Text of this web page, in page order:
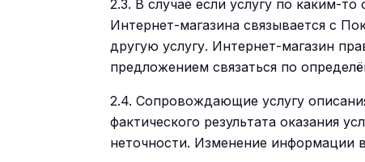
2.3. В случае если услугу по каким-
Интернет-магазина связывается с
другую услугу. Интернет-магазин
предложением связаться по
2.4. Сопровождающие услугу
фактического результата оказания
неточности. Изменение информации